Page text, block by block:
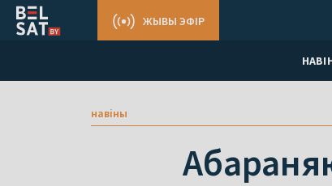
ЖЫВЫ ЭФІР
навіны